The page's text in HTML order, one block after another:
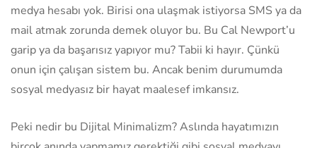
medya hesabı yok. Birisi ona ulaşmak istiyorsa SMS ya da
mail atmak zorunda demek oluyor bu. Bu Cal Newport’u
garip ya da başarısız yapıyor mu? Tabii ki hayır. Çünkü
onun için çalışan sistem bu. Ancak benim durumumda
sosyal medyasız bir hayat maalesef imkansız.
Peki nedir bu Dijital Minimalizm? Aslında hayatımızın